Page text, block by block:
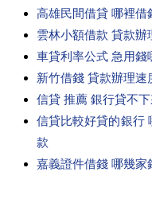
高雄民間借貸 哪裡借
雲林小額借款 貸款辦
車貸利率公式 急用錢
新竹借錢 貸款辦理速
信貸 推薦 銀行貸不
信貸比較好貸的銀行
款
嘉義證件借錢 哪幾家